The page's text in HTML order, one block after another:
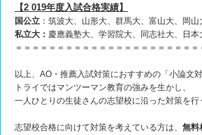
【2 019年度入試合格実績】
国公立 ：筑波大、山形大、群馬大、富山大、岡
私立大： 慶應義塾大、学習院大、同志社大、日
＝＝＝＝＝＝＝＝＝＝＝＝＝＝＝＝＝＝＝＝＝
以上、AO・推薦入試対策におすすめの「小論文
トライではマンツーマン教育の強みを生かし、
一人ひとりの生徒さんの志望校に沿った対策を行
志望校合格に向けて対策を考えている方は、 無料